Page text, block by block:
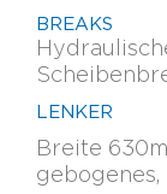
BREAKS
Hydraulisc
LENKER
Breite
gebogenes,